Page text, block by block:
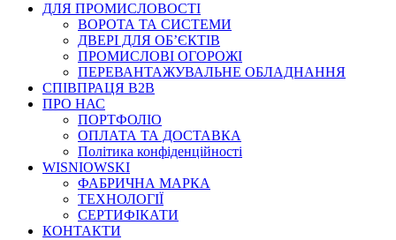
ДЛЯ ПРОМИСЛОВОСТІ
ВОРОТА ТА СИСТЕМИ
ДВЕРІ ДЛЯ ОБ’ЄКТІВ
ПРОМИСЛОВІ ОГОРОЖІ
ПЕРЕВАНТАЖУВАЛЬНЕ ОБЛАДНАННЯ
СПІВПРАЦЯ В2В
ПРО НАС
ПОРТФОЛІО
ОПЛАТА ТА ДОСТАВКА
Політика конфіденційності
WISNIOWSKI
ФАБРИЧНА МАРКА
ТЕХНОЛОГІЇ
СЕРТИФІКАТИ
КОНТАКТИ